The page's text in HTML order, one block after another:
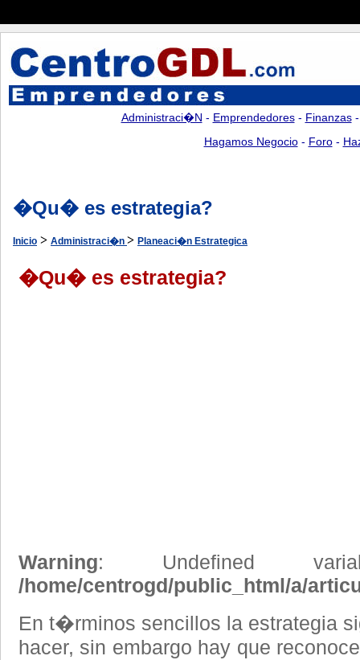
Administraci�n - Emprendedores- Finanzas
Hagamos Negocio- Foro-
�Qu� es estrategia?
Inicio > Administraci�n > Planeaci�n Estrategica
�Qu� es estrategia?
Warning: Undefined
/home/centrogd/public_html/a/
En t�rminos sencillos la estrategia
hacer, sin embargo hay que